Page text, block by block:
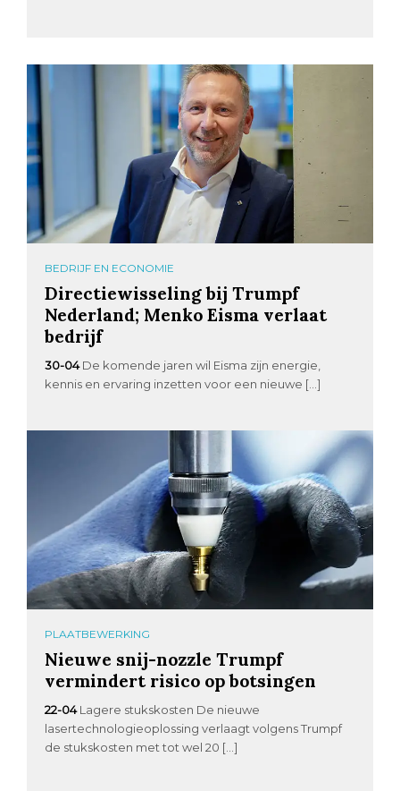
BEDRIJF EN ECONOMIE
Directiewisseling bij Trumpf
Nederland; Menko Eisma verlaat
bedrijf
30-04 De komende jaren wil Eisma zijn energie,
kennis en ervaring inzetten voor een nieuwe […]
PLAATBEWERKING
Nieuwe snij-nozzle Trumpf
vermindert risico op botsingen
22-04 Lagere stukskosten De nieuwe
lasertechnologieoplossing verlaagt volgens Trumpf
de stukskosten met tot wel 20 […]